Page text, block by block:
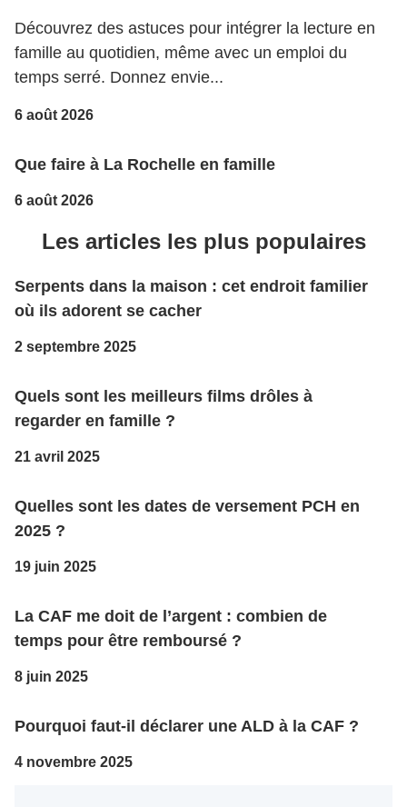
Découvrez des astuces pour intégrer la lecture en
famille au quotidien, même avec un emploi du
temps serré. Donnez envie...
6 août 2026
Que faire à La Rochelle en famille
6 août 2026
Les articles les plus populaires
Serpents dans la maison : cet endroit familier
où ils adorent se cacher
2 septembre 2025
Quels sont les meilleurs films drôles à
regarder en famille ?
21 avril 2025
Quelles sont les dates de versement PCH en
2025 ?
19 juin 2025
La CAF me doit de l’argent : combien de
temps pour être remboursé ?
8 juin 2025
Pourquoi faut-il déclarer une ALD à la CAF ?
4 novembre 2025